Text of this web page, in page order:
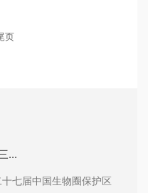
页
...
七届中国生物圈保护区